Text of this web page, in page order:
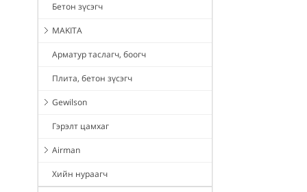
Бетон зүсэгч
MAKITA
Арматур таслагч, боогч
Плита, бетон зүсэгч
Gewilson
Гэрэлт цамхаг
Airman
Хийн нураагч